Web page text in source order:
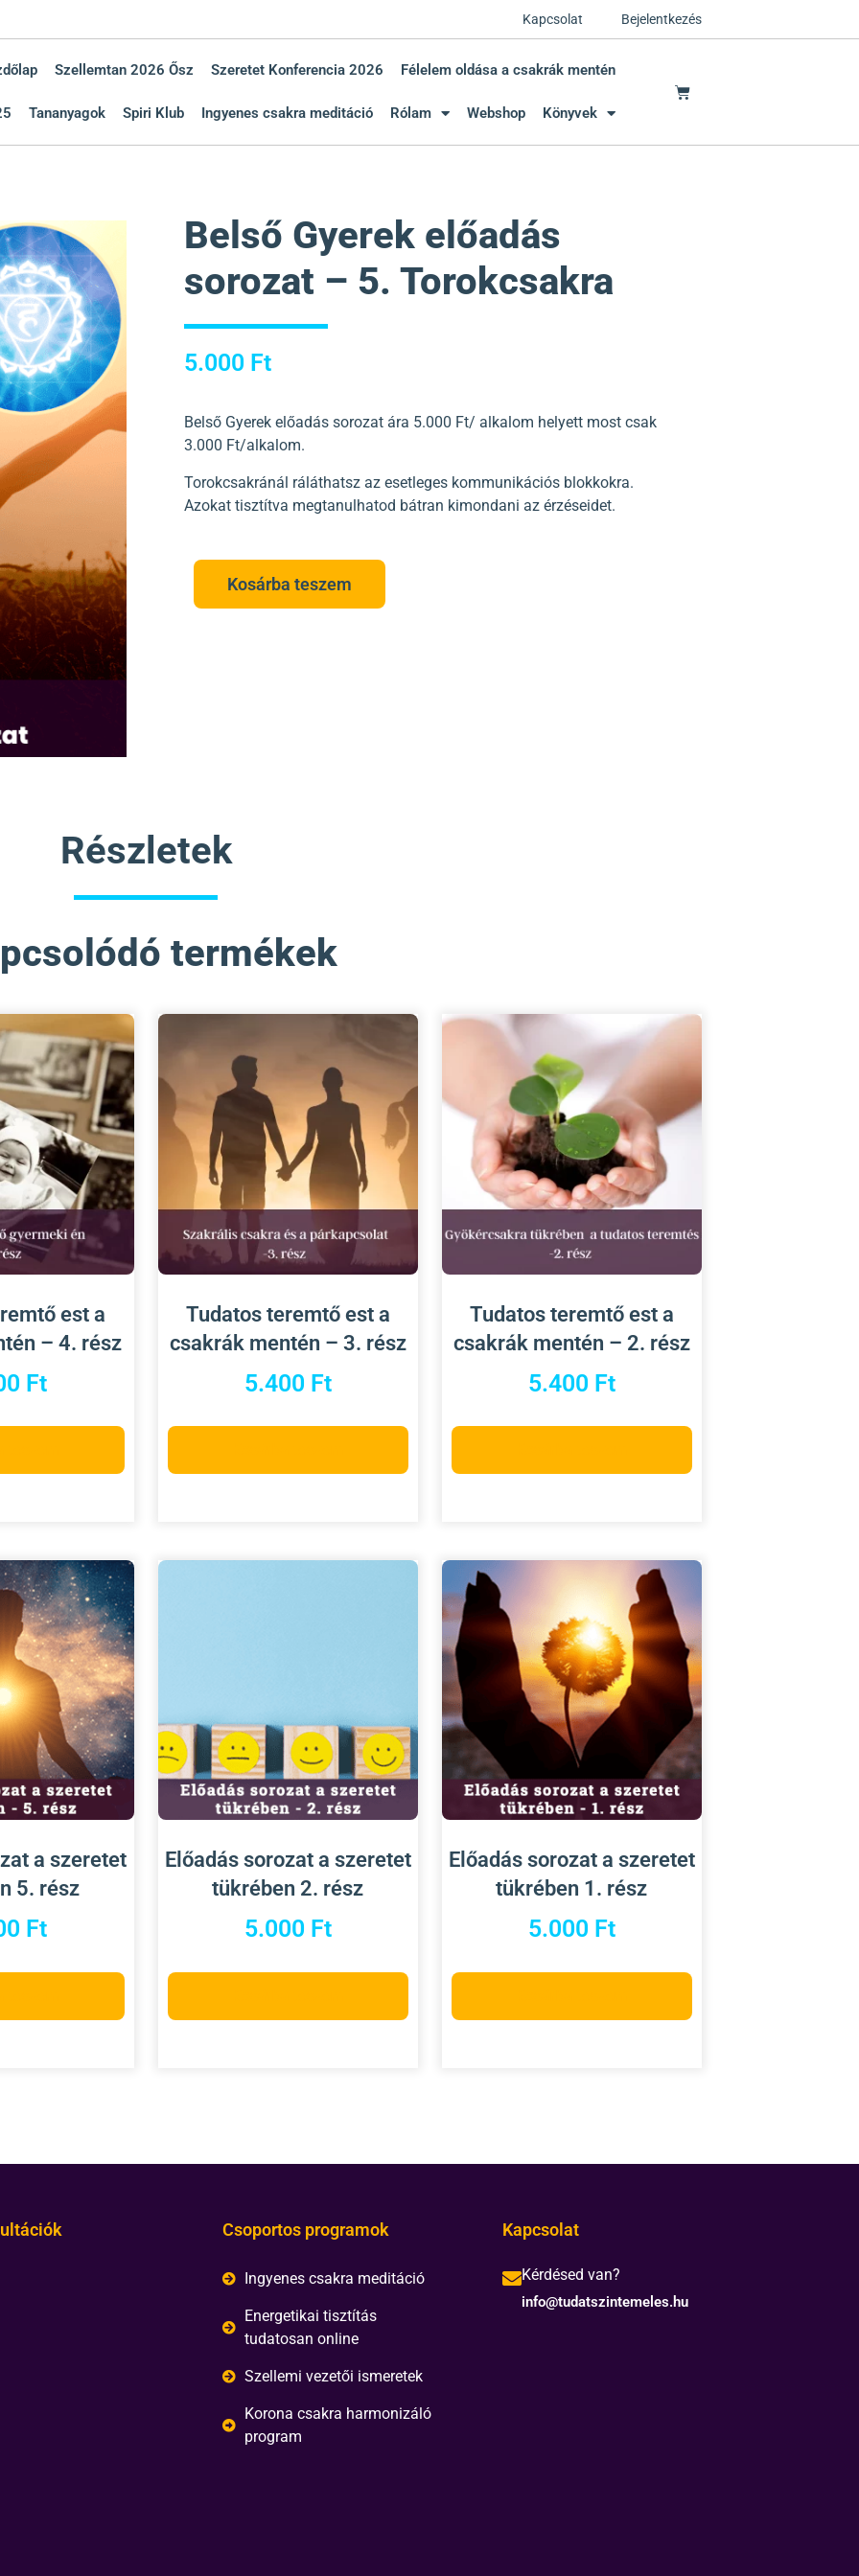
Kapcsolat Bejelentkezés
Szellemtan 2026 Ősz Szeretet Konferencia 2026 Félelem oldása a csakrák mentén
Tananyagok Spiri Klub Ingyenes csakra meditáció Rólam Webshop Könyvek
Belső Gyerek előadás
sorozat – 5. Torokcsakra
5.000 Ft
Belső Gyerek előadás sorozat ára 5.000 Ft/ alkalom helyett most csak
3.000 Ft/alkalom.
Torokcsakránál ráláthatsz az esetleges kommunikációs blokkokra.
Azokat tisztítva megtanulhatod bátran kimondani az érzéseidet.
Kosárba teszem
Részletek
termékek
est a
– 4. rész
Ft
Tudatos teremtő est a
csakrák mentén – 3. rész
5.400 Ft
Tudatos teremtő est a
csakrák mentén – 2. rész
5.400 Ft
a szeretet
5. rész
Ft
Előadás sorozat a szeretet
tükrében 2. rész
5.000 Ft
Előadás sorozat a szeretet
tükrében 1. rész
5.000 Ft
Csoportos programok
Ingyenes csakra meditáció
Energetikai tisztítás
tudatosan online
Szellemi vezetői ismeretek
Korona csakra harmonizáló
program
Kapcsolat
Kérdésed van?
info@tudatszintemeles.hu